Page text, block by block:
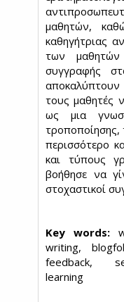
μαθητών,
καθηγήτριας
των μαθητών
συγγραφής
αποκαλύπτουν
τους μαθητές
ως μια
περισσότερo
και τύπους
βοήθησε να
στοχαστικοί
Key words:
writing,
feedback,
learning